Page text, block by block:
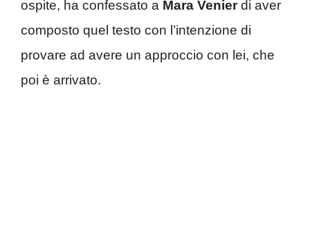
ospite, ha confessato a Mara Venierdi aver
composto quel testo con l’intenzione di
provare ad avere un approccio con lei, che
poi è arrivato.